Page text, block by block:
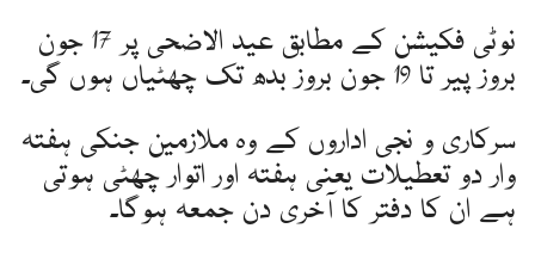
نوٹی فکیشن کے مطابق عید الاضحی پر 17 جون
بروز پیر تا 19 جون بروز بدھ تک چھٹیاں ہوں گی۔
سرکاری و نجی اداروں کے وہ ملازمین جنکی ہفتہ
وار دو تعطیلات یعنی ہفتہ اور اتوار چھٹی ہوتی
ہے ان کا دفتر کا آخری دن جمعہ ہوگا۔